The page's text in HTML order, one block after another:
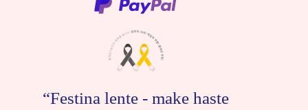
“Festina lente - make haste